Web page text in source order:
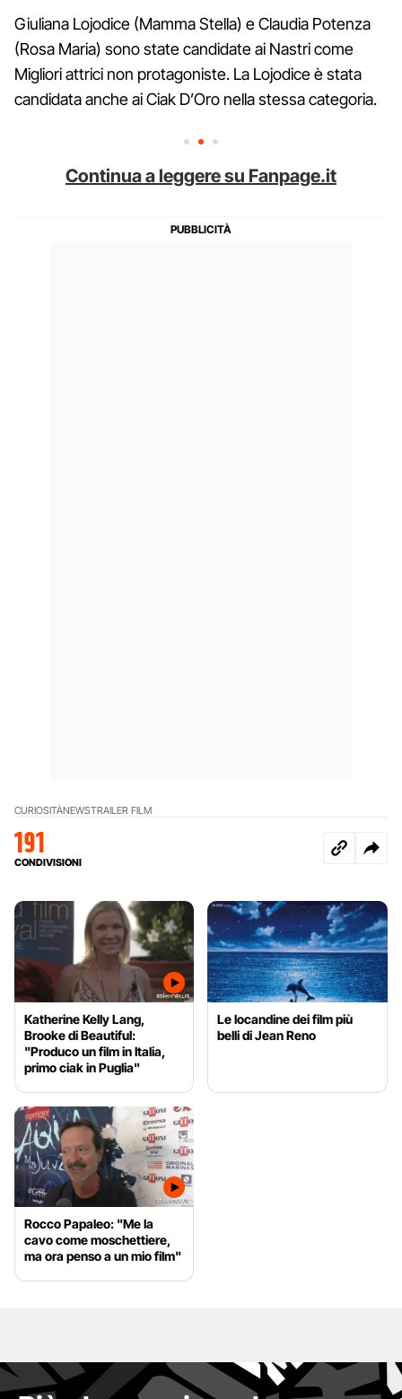
Giuliana Lojodice (Mamma Stella) e Claudia Potenza
(Rosa Maria) sono state candidate ai Nastri come
Migliori attrici non protagoniste. La Lojodice è stata
candidata anche ai Ciak D’Oro nella stessa categoria.
Continua a leggere su Fanpage.it
CURIOSITÀNEWSTRAILER FILM
191
CONDIVISIONI
Katherine Kelly Lang,
Brooke di Beautiful:
"Produco un film in Italia,
primo ciak in Puglia"
Le locandine dei film più
belli di Jean Reno
Rocco Papaleo: "Me la
cavo come moschettiere,
ma ora penso a un mio film"